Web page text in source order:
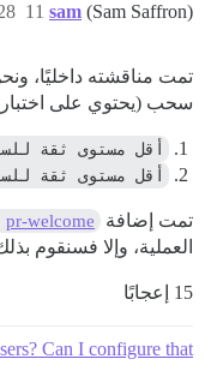
sam (Sam Saffron) 28 يناير 11
تمت مناقشته داخليًا،
سحب (يحتوي على
أقل مستوى ثقة
أقل مستوى ثقة
تمت إضافة pr-welcome
العملية، وإلا فسنقوم بذلك
15 إعجابًا
Can I configure that?